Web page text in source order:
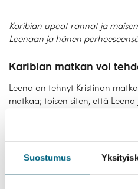
Suostumus
Karibian upeat rannat ja
Leenaan ja hänen
Karibian matkan voi
Leena on tehnyt Kristinan
matkaa; toisen siten, että
että hän, tyttärensä ja
matkan kohteeseen
Halusimme tällä
rannoista ja merestä. Siksi